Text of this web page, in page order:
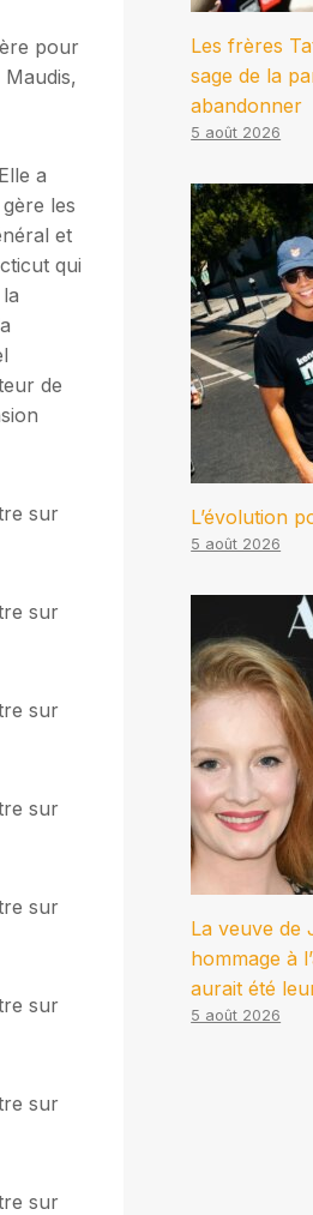
pour
a
les
et
qui
de
sur
sur
sur
sur
sur
sur
sur
sur
Les frères
sage de la
abandonner
5 août 2026
L’évolution
5 août 2026
La veuve de
hommage à
aurait été
5 août 2026